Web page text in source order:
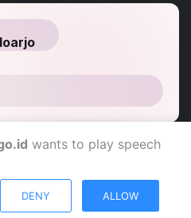
Kabupaten Sidoarjo
© 2024
wants to play speech
DENY ALLOW